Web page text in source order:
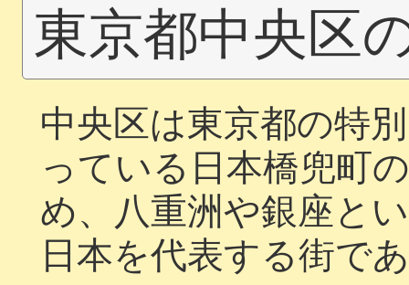
東京都中央区
中央区は東京都の特
っている日本橋兜町
め、八重洲や銀座と
日本を代表する街で